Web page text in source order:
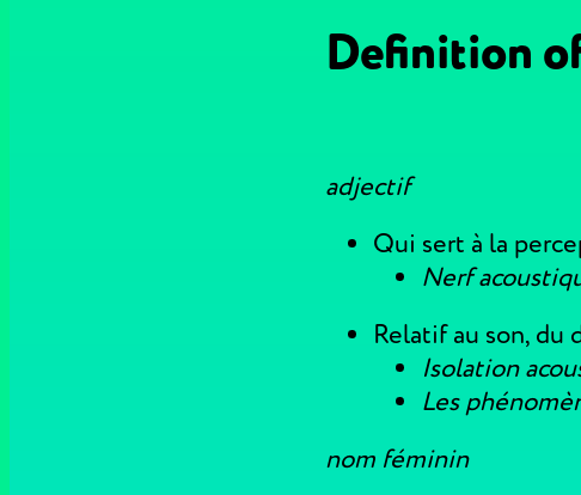
Definition
adjectif
Qui sert à la
Nerf
Relatif au son, du
Isolation
Les
nom féminin